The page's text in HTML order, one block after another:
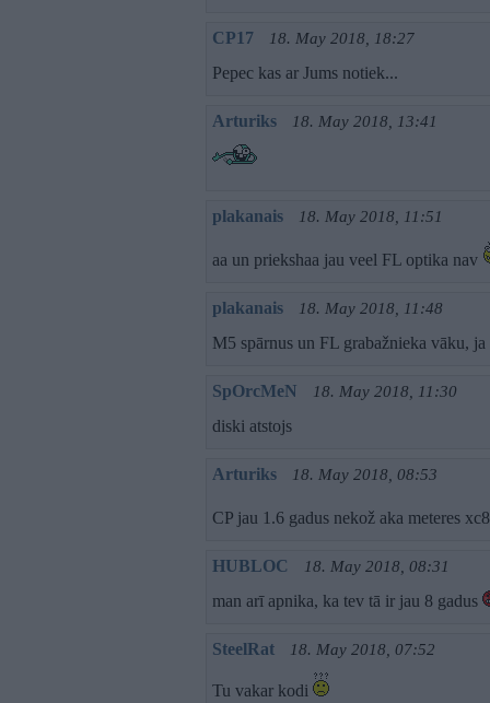
CP17 18. May 2018, 18:27
Pepec kas ar Jums notiek...
Arturiks 18. May 2018, 13:41
plakanais 18. May 2018, 11:51
aa un priekshaa jau veel FL optika nav
plakanais 18. May 2018, 11:48
M5 spārnus un FL grabažnieka vāku,
SpOrcMeN 18. May 2018, 11:30
diski atstojs
Arturiks 18. May 2018, 08:53
CP jau 1.6 gadus nekož aka meteres
HUBLOC 18. May 2018, 08:31
man arī apnika, ka tev tā ir jau 8 gadus
SteelRat 18. May 2018, 07:52
Tu vakar kodi